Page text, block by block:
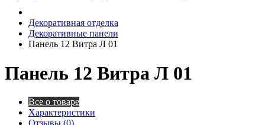
Декоративная отделка
Декоративные панели
Панель 12 Витра Л 01
Панель 12 Витра Л 01
Все о товаре
Характеристики